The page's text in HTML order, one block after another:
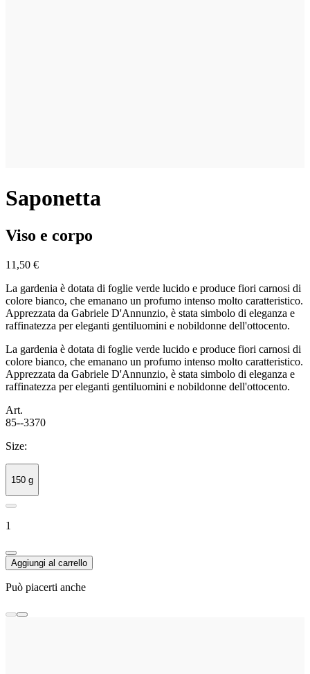
Saponetta
Viso e corpo
11,50 €
La gardenia è dotata di foglie verde lucido e produce fiori carnosi di
colore bianco, che emanano un profumo intenso molto caratteristico.
Apprezzata da Gabriele D'Annunzio, è stata simbolo di eleganza e
raffinatezza per eleganti gentiluomini e nobildonne dell'ottocento.
La gardenia è dotata di foglie verde lucido e produce fiori carnosi di
colore bianco, che emanano un profumo intenso molto caratteristico.
Apprezzata da Gabriele D'Annunzio, è stata simbolo di eleganza e
raffinatezza per eleganti gentiluomini e nobildonne dell'ottocento.
Art.
85--3370
Size:
150 g
1
Aggiungi al carrello
Può piacerti anche